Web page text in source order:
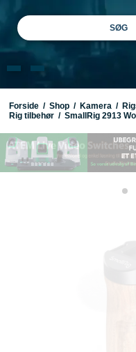
SØG
Forside / Shop / Kamera /
Rig tilbehør / SmallRig 2913